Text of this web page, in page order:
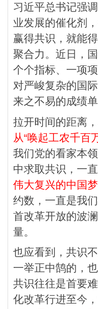
习近平总书记强
业发展的催化剂
赢得共识，就能
聚合力。近日，
个个指标、一项
对严峻复杂的国
来之不易的成绩
拉开时间的距离
从“唤起工农千百
我们党的看家本领
中求取共识，一
伟大复兴的中国
约数，一直是我
首改革开放的波
量。
也应看到，共识
一举正中鹄的，
共识往往是首要
化改革行进至今